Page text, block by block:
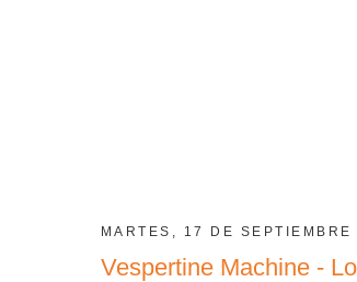
MARTES, 17 DE SEPTIEMBRE
Vespertine Machine -